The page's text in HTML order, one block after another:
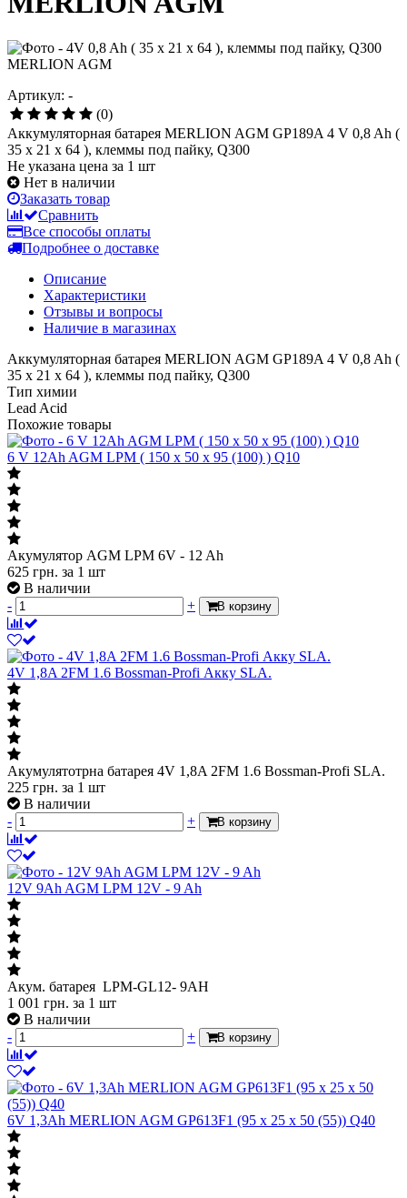
Артикул: -
(0)
Аккумуляторная батарея MERLION AGM GP189A 4 V 0,8 Ah (
35 x 21 x 64 ), клеммы под пайку, Q300
Не указана цена за 1 шт
Нет в наличии
Заказать товар
Сравнить
Все способы оплаты
Подробнее о доставке
Описание
Характеристики
Отзывы и вопросы
Наличие в магазинах
Аккумуляторная батарея MERLION AGM GP189A 4 V 0,8 Ah (
35 x 21 x 64 ), клеммы под пайку, Q300
Тип химии
Lead Acid
Похожие товары
6 V 12Ah AGM LPM ( 150 x 50 x 95 (100) ) Q10
Акумулятор AGM LPM 6V - 12 Ah
625 грн. за 1 шт
В наличии
-
+ В корзину
4V 1,8A 2FM 1.6 Bossman-Profi Акку SLA.
Акумулятотрна батарея 4V 1,8A 2FM 1.6 Bossman-Profi SLA.
225 грн. за 1 шт
В наличии
-
+ В корзину
12V 9Ah AGM LPM 12V - 9 Ah
Акум. батарея LPМ-GL12- 9АН
1 001 грн. за 1 шт
В наличии
-
+ В корзину
6V 1,3Ah MERLION AGM GP613F1 (95 x 25 x 50 (55)) Q40